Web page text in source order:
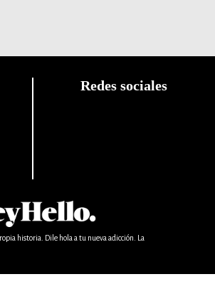
Redes sociales
historia. Dile hola a tu nueva adicción. La